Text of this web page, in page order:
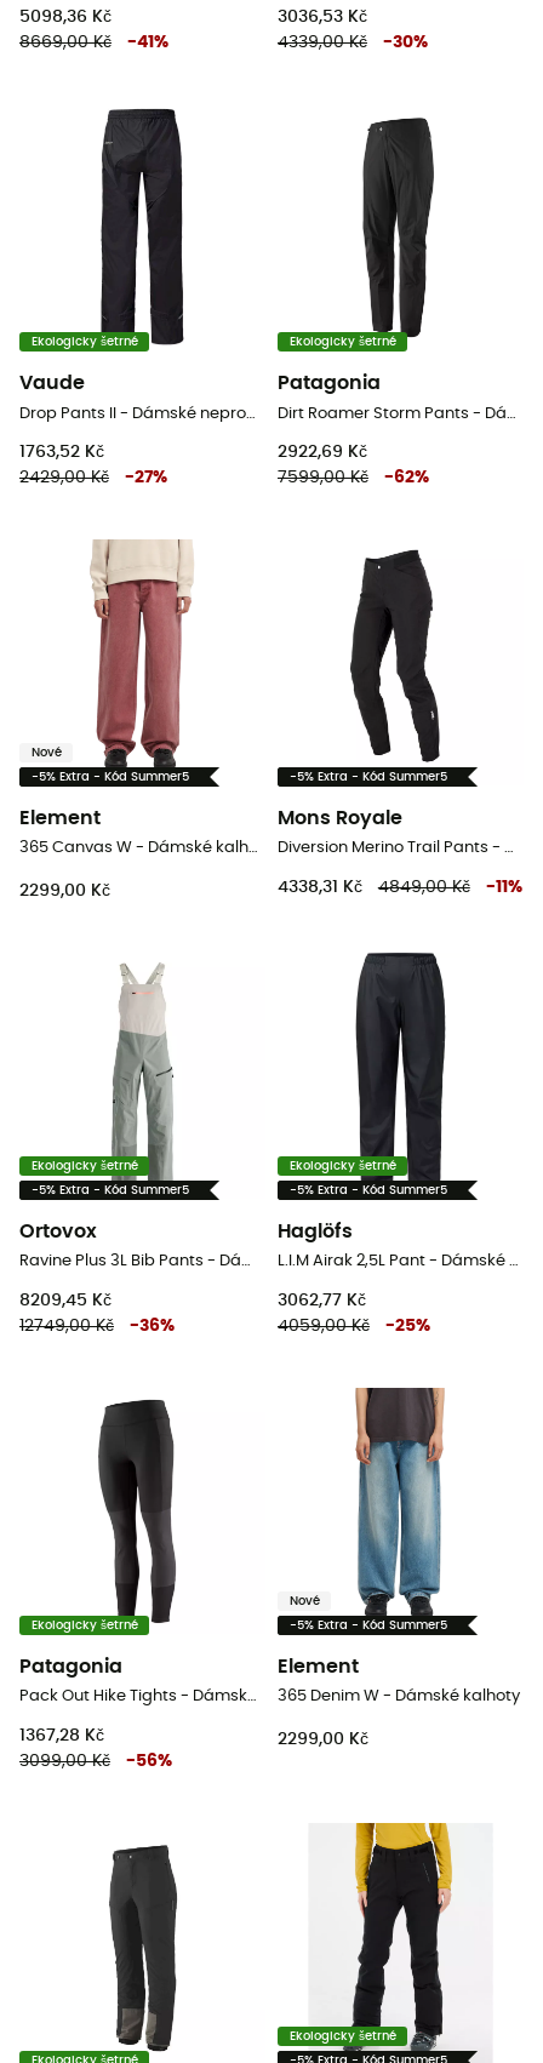
5098,36 Kč
8669,00 Kč
-41 %
3036,53 Kč
4339,00 Kč
-30%
Ekologicky šetrné
Vaude
1763,52 Kč
2429,00 Kč
-27%
Ekologicky šetrné
Patagonia
2922,69 Kč
7599,00 Kč
-62%
Nové
-5% Extra - Kód Summer5
Element
365 Canvas W - Dámské kalhoty
2299,00 Kč
-5% Extra - Kód Summer5
Mons Royale
Diversion Merino Trail Pants - Dámské cyklistické kalhoty MTB
4338,31 Kč 4849,00 Kč -11 %
Ekologicky šetrné
-5% Extra - Kód Summer5
Ortovox
Ravine Plus 3L Bib Pants - Dámské nepromokavé kalhoty
8209,45 Kč
12749,00 Kč
-36%
Ekologicky šetrné
-5% Extra - Kód Summer5
Haglöfs
L.I.M Airak 2,5L Pant - Dámské nepromokavé kalhoty
3062,77 Kč
4059,00 Kč
-25%
Ekologicky šetrné
Patagonia
Pack Out Hike Tights - Dámské Horolezecké kalhoty
1367,28 Kč
3099,00 Kč
-56%
Nové
-5% Extra - Kód Summer5
Element
365 Denim W - Dámské kalhoty
2299,00 Kč
Ekologicky šetrné